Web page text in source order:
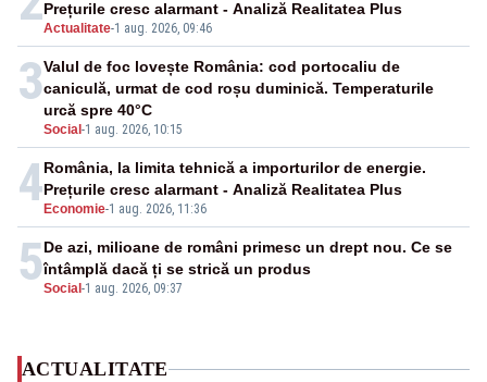
Actualitate-1 aug. 2026, 09:46
Prețurile cresc alarmant - Analiză Realitatea Plus
3
Social -1 aug. 2026, 10:15
Valul de foc lovește România: cod portocaliu de
caniculă, urmat de cod roșu duminică. Temperaturile
urcă spre 40°C
4 Economie-1 aug. 2026, 11:36
România, la limita tehnică a importurilor de energie.
Prețurile cresc alarmant - Analiză Realitatea Plus
5Social -1 aug. 2026, 09:37
De azi, milioane de români primesc un drept nou. Ce se
întâmplă dacă ți se strică un produs
ACTUALITATE